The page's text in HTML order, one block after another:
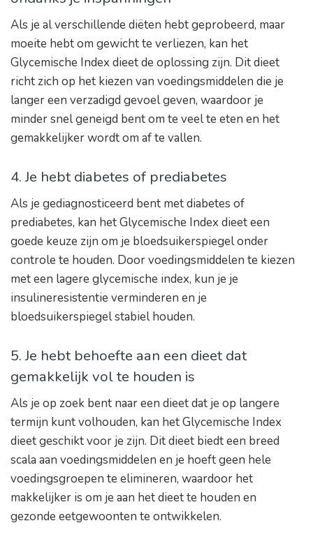
Als je al verschillende diëten hebt geprobeerd, maar
moeite hebt om gewicht te verliezen, kan het
Glycemische Index dieet de oplossing zijn. Dit dieet
richt zich op het kiezen van voedingsmiddelen die je
langer een verzadigd gevoel geven, waardoor je
minder snel geneigd bent om te veel te eten en het
gemakkelijker wordt om af te vallen.
4. Je hebt diabetes of prediabetes
Als je gediagnosticeerd bent met diabetes of
prediabetes, kan het Glycemische Index dieet een
goede keuze zijn om je bloedsuikerspiegel onder
controle te houden. Door voedingsmiddelen te kiezen
met een lagere glycemische index, kun je je
insulineresistentie verminderen en je
bloedsuikerspiegel stabiel houden.
5. Je hebt behoefte aan een dieet dat
gemakkelijk vol te houden is
Als je op zoek bent naar een dieet dat je op langere
termijn kunt volhouden, kan het Glycemische Index
dieet geschikt voor je zijn. Dit dieet biedt een breed
scala aan voedingsmiddelen en je hoeft geen hele
voedingsgroepen te elimineren, waardoor het
makkelijker is om je aan het dieet te houden en
gezonde eetgewoonten te ontwikkelen.